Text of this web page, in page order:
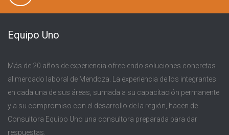
Equipo Uno
Más de 20 años de experiencia ofreciendo soluciones concretas
al mercado laboral de Mendoza. La experiencia de los integrantes
en cada una de sus áreas, sumada a su capacitación permanente
y a su compromiso con el desarrollo de la región, hacen de
Consultora Equipo Uno una consultora preparada para dar
respuestas.